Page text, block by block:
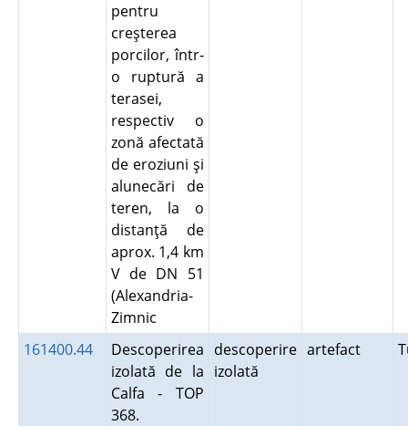
pentru
creşterea
porcilor, într-
o ruptură a
terasei,
respectiv o
zonă afectată
de eroziuni şi
alunecări de
teren, la o
distanţă de
aprox. 1,4 km
V de DN 51
(Alexandria-
Zimnic
161400.44
Descoperirea
izolată de la
Calfa - TOP
368.
descoperire
izolată
artefact